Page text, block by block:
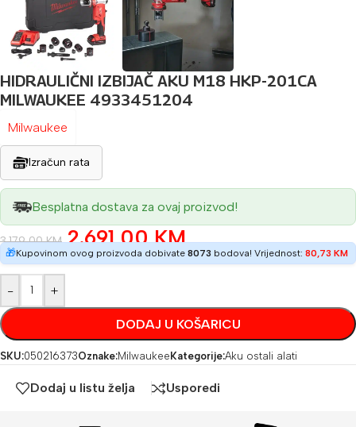
HIDRAULIČNI IZBIJAČ AKU M18 HKP-201CA
MILWAUKEE 4933451204
Milwaukee
Izračun rata
Besplatna dostava za ovaj proizvod!
3.179,00KM 2.691,00KM
🎁Kupovinom ovog proizvoda dobivate 8073 bodova! Vrijednost: 80,73 KM
- +
DODAJ U KOŠARICU
SKU:050216373Oznake:Milwaukee Kategorije:Aku ostali alati
Dodaj u listu želja Usporedi